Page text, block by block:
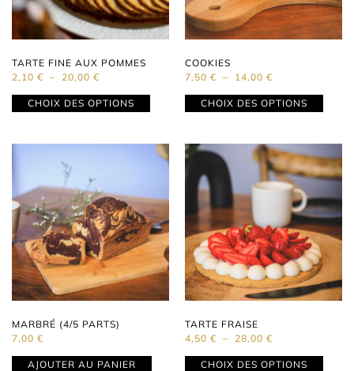
TARTE FINE AUX POMMES
2,10 € – 20,00 €
CHOIX DES OPTIONS
COOKIES
7,50 € – 14,00 €
CHOIX DES OPTIONS
MARBRÉ (4/5 PARTS)
7,00 €
AJOUTER AU PANIER
TARTE FRAISE
4,50 € – 28,00 €
CHOIX DES OPTIONS